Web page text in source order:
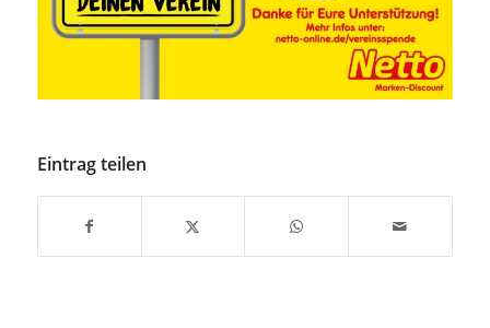
Eintrag teilen